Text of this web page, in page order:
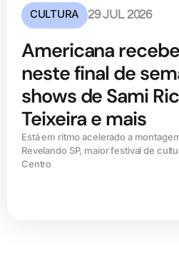
CULTURA 29 JUL 2026
Americana
neste final de
shows de Sami
Teixeira e mais
Está em ritmo acelerado a
Revelando SP, maior festival de
Centro